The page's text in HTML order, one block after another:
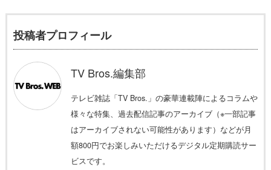
投稿者プロフィール
TV Bros.編集部
テレビ雑誌「TV Bros.」の豪華連載陣によるコラムや
様々な特集、過去配信記事のアーカイブ（※一部記事
はアーカイブされない可能性があります）などが月
額800円でお楽しみいただけるデジタル定期購読サー
ビスです。